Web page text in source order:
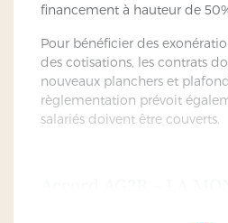
financement à hauteur de
Pour bénéficier des
des cotisations, les contrats
nouveaux planchers et
règlementation prévoit
salariés doivent être couverts.